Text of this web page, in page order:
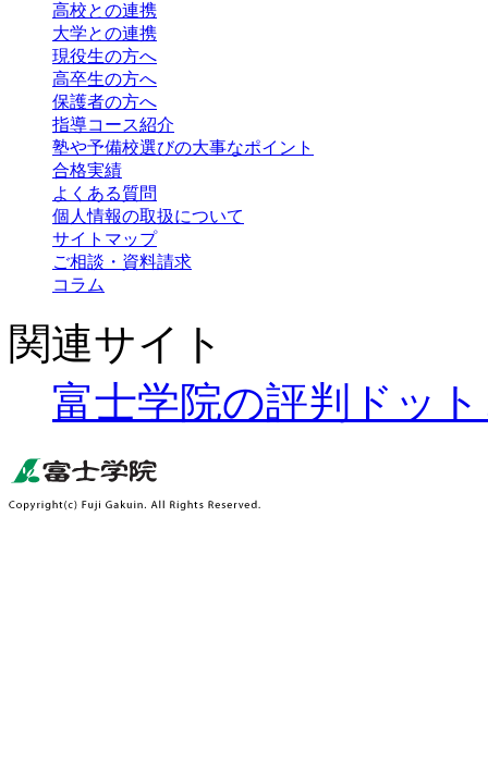
高校との連携
大学との連携
現役生の方へ
高卒生の方へ
保護者の方へ
指導コース紹介
塾や予備校選びの大事なポイント
合格実績
よくある質問
個人情報の取扱について
サイトマップ
ご相談・資料請求
コラム
関連サイト
富士学院の評判ドッ